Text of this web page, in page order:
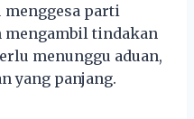
menggesa parti
tindakan
menunggu aduan,
yang panjang.